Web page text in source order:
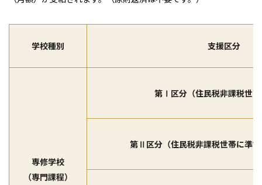
学校種別 支援区分
専修学校
（専門課程）
第Ⅰ区分（住民税非課税世
第Ⅱ区分（住民税非課税世帯に準